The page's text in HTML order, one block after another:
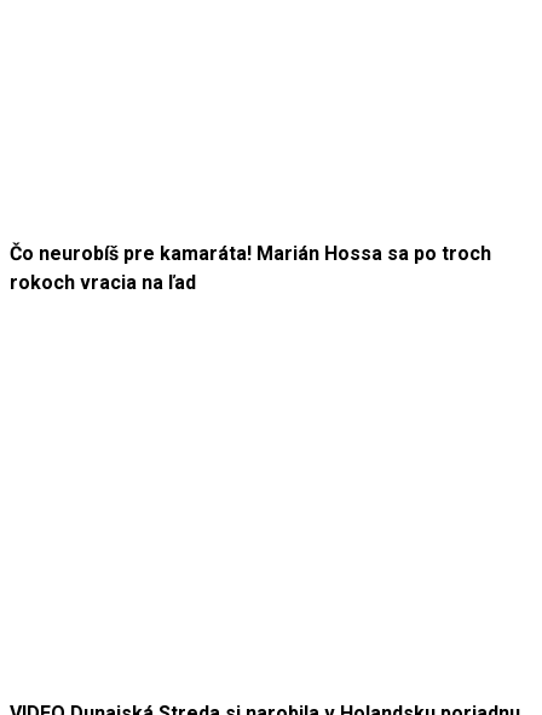
Čo neurobíš pre kamaráta! Marián Hossa sa po troch
rokoch vracia na ľad